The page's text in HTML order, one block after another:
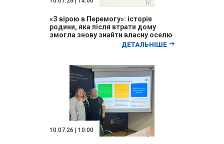
«З вірою в Перемогу»: історія
родини, яка після втрати дому
змогла знову знайти власну оселю
ДЕТАЛЬНІШЕ
10.07.26 | 10:00